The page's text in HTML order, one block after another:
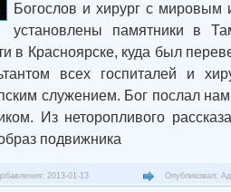
Богослов и хирург с мировым
установлены памятники в
в Красноярске, куда был
всех госпиталей и
служением. Бог послал
Из неторопливого
подвижника
2013-01-13 Опубликовал: